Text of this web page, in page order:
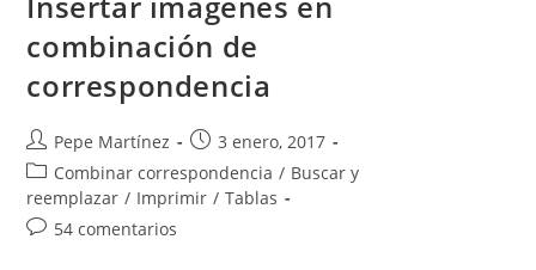
En
Combinación
De
Correspondencia
combinación de
correspondencia
Autor
de
la
entrada:
Pepe Martínez
Publicación
de
la
3 enero, 2017
Categoría
de
la
Combinar correspondencia / Buscar y
reemplazar / Imprimir / Tablas
Comentarios
54 comentarios